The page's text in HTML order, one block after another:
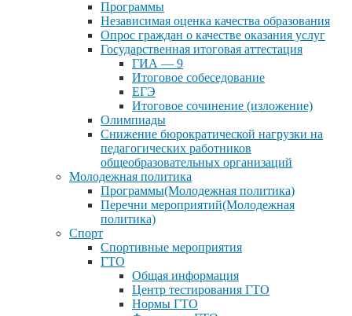
Программы
Независимая оценка качества образования
Опрос граждан о качестве оказания услуг
Государственная итоговая аттестация
ГИА — 9
Итоговое собеседование
ЕГЭ
Итоговое сочинение (изложение)
Олимпиады
Снижение бюрократической нагрузки на
педагогических работников
общеобразовательных организаций
Молодежная политика
Программы(Молодежная политика)
Перечни мероприятий(Молодежная
политика)
Спорт
Спортивные мероприятия
ГТО
Общая информация
Центр тестирования ГТО
Нормы ГТО